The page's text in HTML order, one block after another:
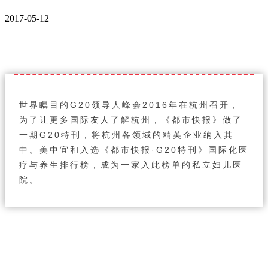
2017-05-12
世界瞩目的G20领导人峰会2016年在杭州召开，
为了让更多国际友人了解杭州，《都市快报》做了
一期G20特刊，将杭州各领域的精英企业纳入其
中。 美中宜和 入选《都市快报·G20特刊》国际化医
疗与养生排行榜，成为 一家 入此榜单的 私立妇儿医
院 。